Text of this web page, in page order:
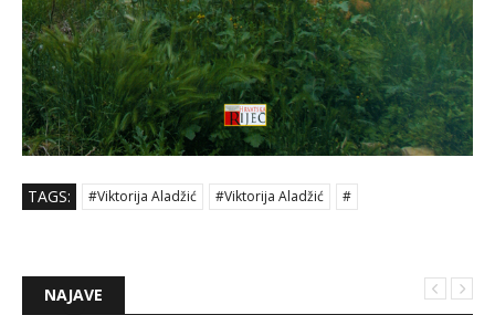
TAGS: #Viktorija Aladžić #Viktorija Aladžić #
NAJAVE